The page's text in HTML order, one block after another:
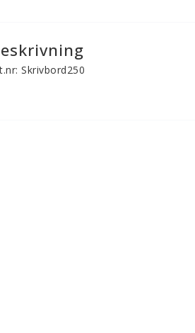
Skrivbord250